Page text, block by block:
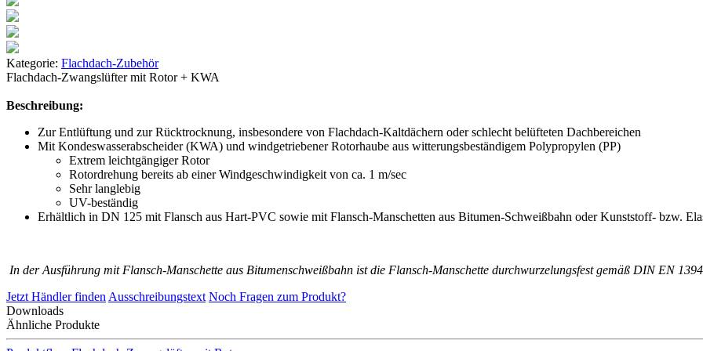
Kategorie: Flachdach-Zubehör
Flachdach-Zwangslüfter mit Rotor + KWA
Beschreibung:
Zur Entlüftung und zur Rücktrocknung, insbesondere von Flachdach-Kaltdächern oder schlecht belüfteten Dachbereichen
Mit Kondeswasserabscheider (KWA) und windgetriebener Rotorhaube aus witterungsbeständigem Polypropylen (PP)
Extrem leichtgängiger Rotor
Rotordrehung bereits ab einer Windgeschwindigkeit von ca. 1 m/sec
Sehr langlebig
UV-beständig
Erhältlich in DN 125 mit Flansch aus Hart-PVC sowie mit Flansch-Manschetten aus Bitumen-Schweißbahn oder Kunststoff- bzw.
In der Ausführung mit Flansch-Manschette aus Bitumenschweißbahn ist die Flansch-Manschette durchwurzelungsfest gemäß DIN EN
Jetzt Händler finden Ausschreibungstext Noch Fragen zum Produkt?
Downloads
Ähnliche Produkte